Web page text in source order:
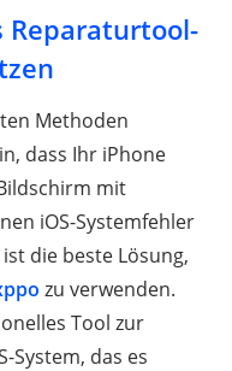
Reparaturtool-
Methoden
dass Ihr iPhone
mit
iOS-Systemfehler
die beste Lösung,
zu verwenden.
Tool zur
System, das es